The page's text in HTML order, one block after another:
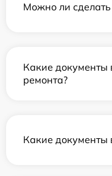
Можно ли
Какие документы
ремонта?
Какие документы